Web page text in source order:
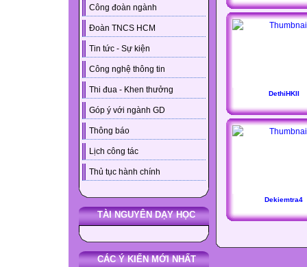
Công đoàn ngành
Đoàn TNCS HCM
Tin tức - Sự kiện
Công nghệ thông tin
Thi đua - Khen thưởng
Góp ý với ngành GD
Thông báo
Lịch công tác
Thủ tục hành chính
TÀI NGUYÊN DẠY HỌC
CÁC Ý KIẾN MỚI NHẤT
DethiHKII
Dekiemtra4